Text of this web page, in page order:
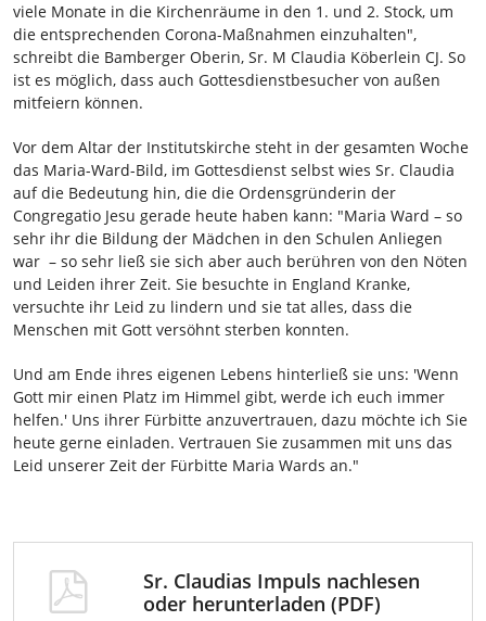
viele Monate in die Kirchenräume in den 1. und 2. Stock, um
die entsprechenden Corona-Maßnahmen einzuhalten",
schreibt die Bamberger Oberin, Sr. M Claudia Köberlein CJ. So
ist es möglich, dass auch Gottesdienstbesucher von außen
mitfeiern können.
Vor dem Altar der Institutskirche steht in der gesamten Woche
das Maria-Ward-Bild, im Gottesdienst selbst wies Sr. Claudia
auf die Bedeutung hin, die die Ordensgründerin der
Congregatio Jesu gerade heute haben kann: "Maria Ward – so
sehr ihr die Bildung der Mädchen in den Schulen Anliegen
war – so sehr ließ sie sich aber auch berühren von den Nöten
und Leiden ihrer Zeit. Sie besuchte in England Kranke,
versuchte ihr Leid zu lindern und sie tat alles, dass die
Menschen mit Gott versöhnt sterben konnten.
Und am Ende ihres eigenen Lebens hinterließ sie uns: 'Wenn
Gott mir einen Platz im Himmel gibt, werde ich euch immer
helfen.' Uns ihrer Fürbitte anzuvertrauen, dazu möchte ich Sie
heute gerne einladen. Vertrauen Sie zusammen mit uns das
Leid unserer Zeit der Fürbitte Maria Wards an."
Sr. Claudias Impuls nachlesen
oder herunterladen (PDF)